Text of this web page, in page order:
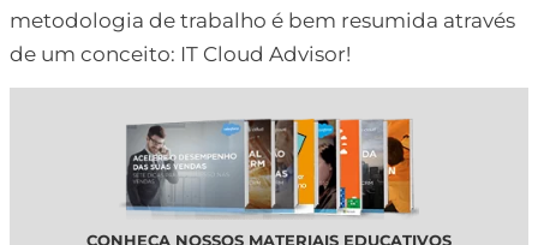
metodologia de trabalho é bem resumida através
de um conceito: IT Cloud Advisor!
CONHEÇA NOSSOS MATERIAIS EDUCATIVOS